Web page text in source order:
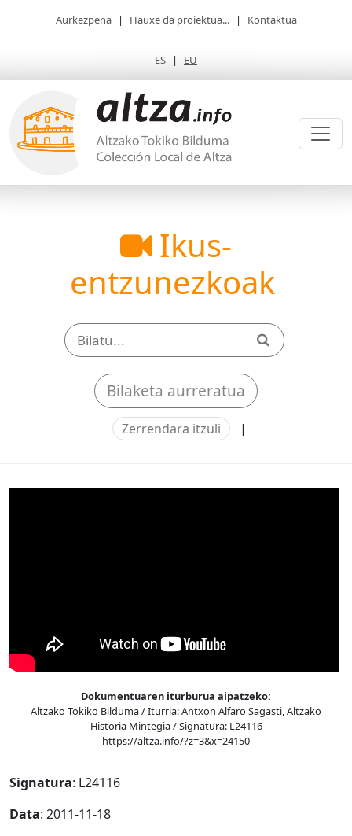
Aurkezpena | Hauxe da proiektua... | Kontaktua
ES | EU
Ikus-
entzunezkoak
Bilaketa aurreratua
Zerrendara itzuli |
Dokumentuaren iturburua aipatzeko:
Altzako Tokiko Bilduma / Iturria: Antxon Alfaro Sagasti, Altzako
Historia Mintegia / Signatura: L24116
https://altza.info/?z=3&x=24150
Signatura: L24116
Data: 2011-11-18